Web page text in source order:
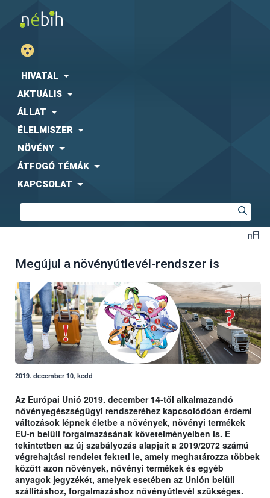
HIVATAL
AKTUÁLIS
ÁLLAT
ÉLELMISZER
NÖVÉNY
ÁTFOGÓ TÉMÁK
KAPCSOLAT
Megújul a növényútlevél-rendszer is
2019. december 10, kedd
Az Európai Unió 2019. december 14-től alkalmazandó
növényegészségügyi rendszeréhez kapcsolódóan érdemi
változások lépnek életbe a növények, növényi termékek
EU-n belüli forgalmazásának követelményeiben is. E
tekintetben az új szabályozás alapjait a 2019/2072 számú
végrehajtási rendelet fekteti le, amely meghatározza többek
között azon növények, növényi termékek és egyéb
anyagok jegyzékét, amelyek esetében az Unión belüli
szállításhoz, forgalmazáshoz növényútlevél szükséges.